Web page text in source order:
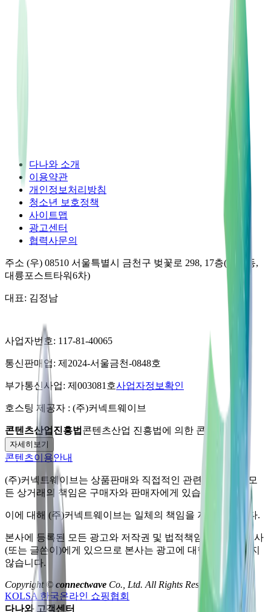
다나와 소개
이용약관
개인정보처리방침
청소년 보호정책
사이트맵
광고센터
협력사문의
주소 (우) 08510 서울특별시 금천구 벚꽃로 298, 17층(가산동,
대륭포스트타워6차)
대표: 김정남
사업자번호: 117-81-40065
통신판매업: 제2024-서울금천-0848호
부가통신사업: 제003081호사업자정보확인
호스팅 제공자 : (주)커넥트웨이브
콘텐츠산업진흥법 콘텐츠산업 진흥법에 의한 콘텐츠 보호
자세히보기
콘텐츠이용안내
(주)커넥트웨이브 는 상품판매와 직접적인 관련이 없으며, 모
든 상거래의 책임은 구매자와 판매자에게 있습니다.
이에 대해 (주)커넥트웨이브 는 일체의 책임을 지지 않습니다.
본사에 등록된 모든 광고와 저작권 및 법적책임은 자료제공사
(또는 글쓴이)에게 있으므로 본사는 광고에 대한 책임을 지지
않습니다.
Copyright © connectwave Co., Ltd. All Rights Reserved.
KOLSA 한국온라인 쇼핑협회
다나와 고객센터